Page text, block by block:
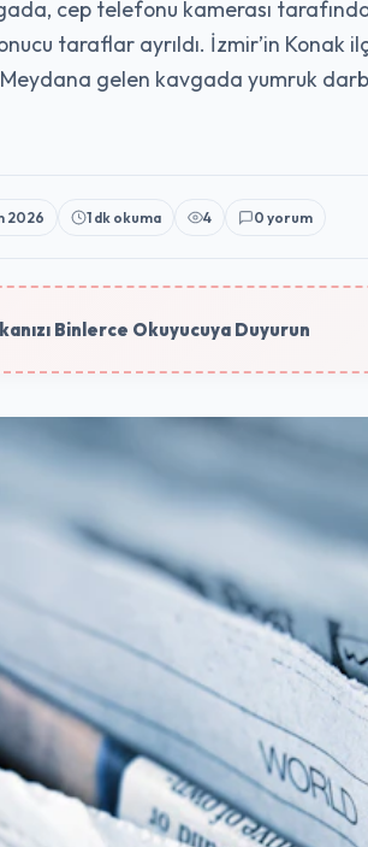
cep telefonu kamerası
taraflar ayrıldı. İzmir’in Konak
gelen kavgada yumruk
2026 1 dk okuma 4 0 yorum
Binlerce Okuyucuya Duyurun